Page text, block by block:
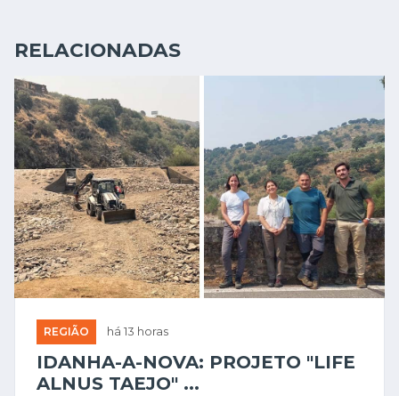
RELACIONADAS
REGIÃO há 13 horas
IDANHA-A-NOVA: PROJETO "LIFE
ALNUS TAEJO" ...